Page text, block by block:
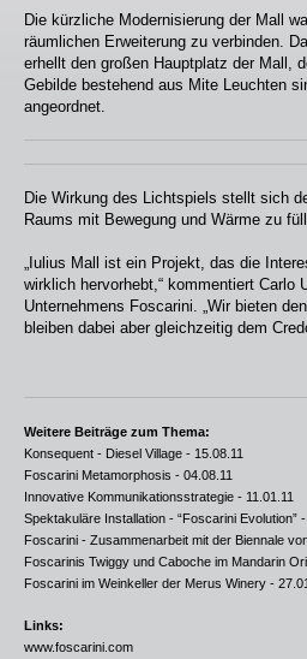
Die kürzliche Modernisierung der Mall
räumlichen Erweiterung zu verbinden.
erhellt den großen Hauptplatz der Mall,
Gebilde bestehend aus Mite Leuchten
angeordnet.
Die Wirkung des Lichtspiels stellt sich
Raums mit Bewegung und Wärme zu
„Iulius Mall ist ein Projekt, das die
wirklich hervorhebt,“ kommentiert Carlo
Unternehmens Foscarini. „Wir bieten
bleiben dabei aber gleichzeitig dem
Weitere Beiträge zum Thema:
Konsequent - Diesel Village - 15.08.11
Foscarini Metamorphosis - 04.08.11
Innovative Kommunikationsstrategie - 11.01.11
Spektakuläre Installation - “Foscarini Evolution”
Foscarini - Zusammenarbeit mit der Biennale
Foscarinis Twiggy und Caboche im Mandarin
Foscarini im Weinkeller der Merus Winery -
Links:
www.foscarini.com